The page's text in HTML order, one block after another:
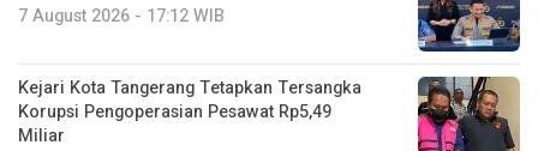
7 August 2026 - 17:12 WIB
Kejari Kota Tangerang Tetapkan Tersangka
Korupsi Pengoperasian Pesawat Rp5,49
Miliar